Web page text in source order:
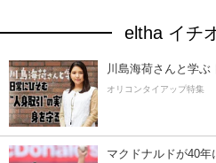
eltha イチ
川島海荷さんと学ぶ
オリコンタイアップ特集
マクドナルドが40